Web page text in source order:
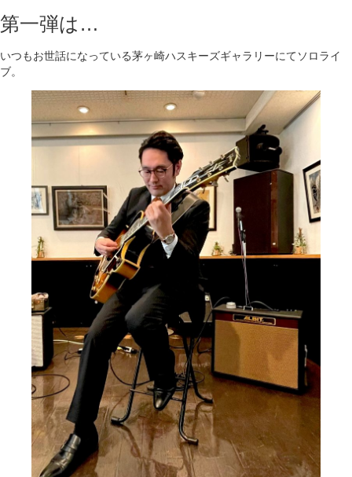
第一弾は…
いつもお世話になっている茅ヶ崎ハスキーズギャラリーにてソロライ
ブ。